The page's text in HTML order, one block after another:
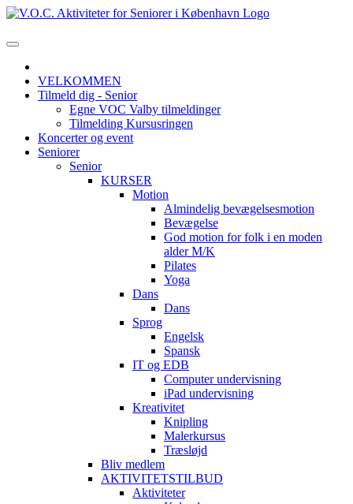
VELKOMMEN
Tilmeld dig - Senior
Egne VOC Valby tilmeldinger
Tilmelding Kursusringen
Koncerter og event
Seniorer
Senior
KURSER
Motion
Almindelig bevægelsesmotion
Bevægelse
God motion for folk i en moden
alder M/K
Pilates
Yoga
Dans
Dans
Sprog
Engelsk
Spansk
IT og EDB
Computer undervisning
iPad undervisning
Kreativitet
Knipling
Malerkursus
Træsløjd
Bliv medlem
AKTIVITETSTILBUD
Aktiviteter